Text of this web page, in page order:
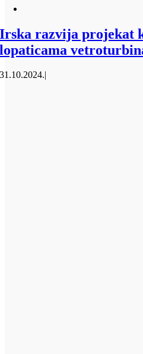
Irska razvija projekat
lopaticama
31.10.2024.|